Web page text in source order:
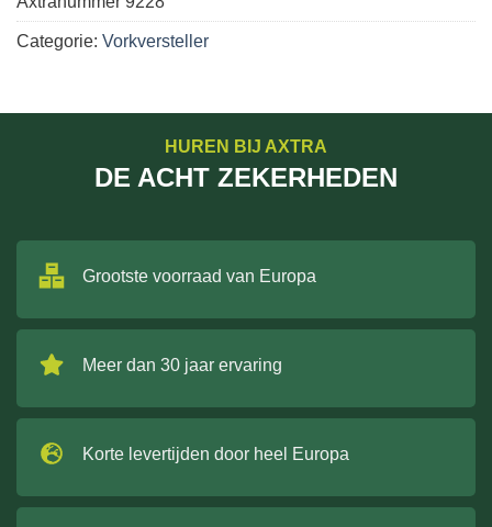
Categorie: Vorkversteller
HUREN BIJ AXTRA
DE ACHT ZEKERHEDEN
Grootste voorraad van Europa
Meer dan 30 jaar ervaring
Korte levertijden door heel Europa